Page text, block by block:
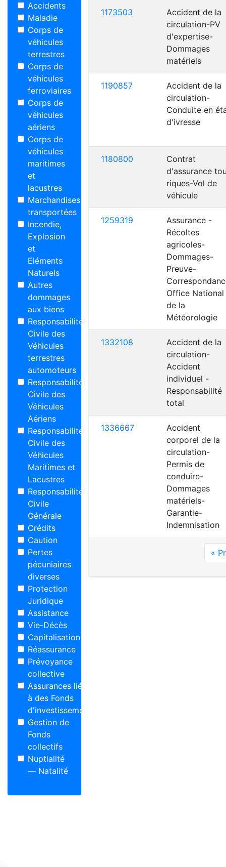
Accidents
Maladie
Corps de
véhicules
terrestres
Corps de
véhicules
ferroviaires
Corps de
véhicules
aériens
Corps de
véhicules
maritimes
et
lacustres
Marchandises
transportées
Incendie,
Explosion
et
Eléments
Naturels
Autres
dommages
aux biens
Responsabilité
Civile des
Véhicules
terrestres
automoteurs
Responsabilité
Civile des
Véhicules
Aériens
Responsabilité
Civile des
Véhicules
Maritimes et
Lacustres
Responsabilité
Civile
Générale
Crédits
Caution
Pertes
pécuniaires
diverses
Protection
Juridique
Assistance
Vie-Décès
Capitalisation
Réassurance
Prévoyance
collective
Assurances liées
à des Fonds
d'investissement
Gestion de
Fonds
collectifs
Nuptialité
— Natalité
1173503
Accident de la
circulation-PV
d'expertise-
Dommages
matériels
1190857
Accident de la
circulation-
Conduite en
d'ivresse
1180800
Contrat
d'assurance
riques-Vol de
véhicule
1259319
Assurance -
Récoltes
agricoles-
Dommages-
Preuve-
Office National
de la
Météorologie
1332108
Accident de la
circulation-
Accident
individuel -
Responsabilité
total
1336667
Accident
corporel de la
circulation-
Permis de
conduire-
Dommages
matériels-
Garantie-
Indemnisation
«